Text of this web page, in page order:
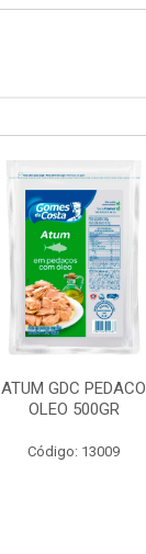
ATUM GDC PEDACO
OLEO 500GR
Código: 13009